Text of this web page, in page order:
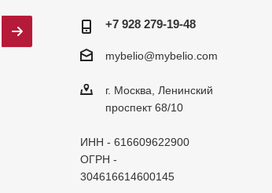
+7 928 279-19-48
mybelio@mybelio.com
г. Москва, Ленинский
проспект 68/10
ИНН - 616609622900
ОГРН -
304616614600145